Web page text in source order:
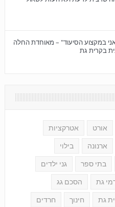
במקצוע הסיעוד" – מאוחדת החלה
בקרית גת
אורט אטרקציות
ארנונה בילוי
בתי ספר גני ילדים
גת הסכם גג
גת חינוך חרדים